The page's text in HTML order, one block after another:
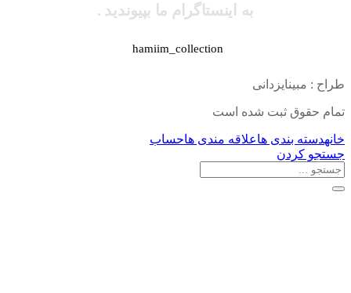
به اینستاگرام ما بپیوندید .
hamiim_collection
طراح : مبینایزدانی
تمام حقوق ثبت شده است
خانهدسته بندی هاعلاقه مندی هاحساب
جستجو کردن